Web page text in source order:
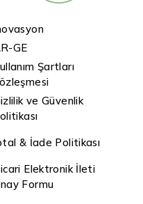
GE
Şartları
ve Güvenlik
& İade Politikası
Elektronik İleti
Formu